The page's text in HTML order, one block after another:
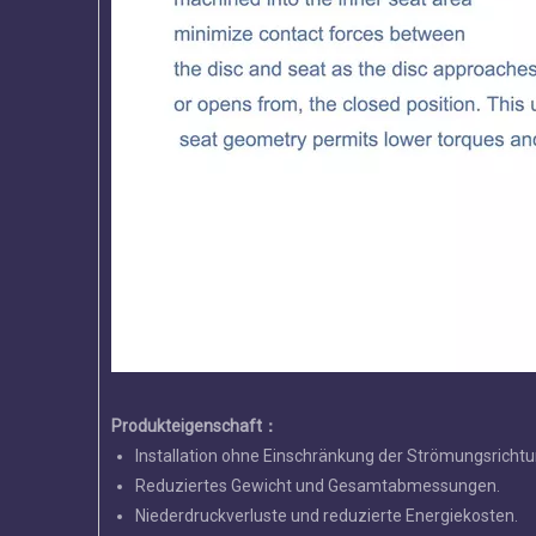
Produkteigenschaft ：
Installation ohne Einschränkung der
Reduziertes Gewicht und Gesamtabmessungen.
Niederdruckverluste und reduzierte Energiekosten.